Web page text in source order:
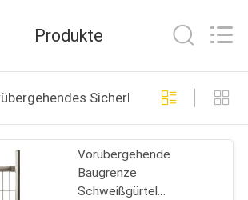
74
Produkte
Sicherheits-Fechten
Vorübergehende
Baugrenze
Schweißgürtel